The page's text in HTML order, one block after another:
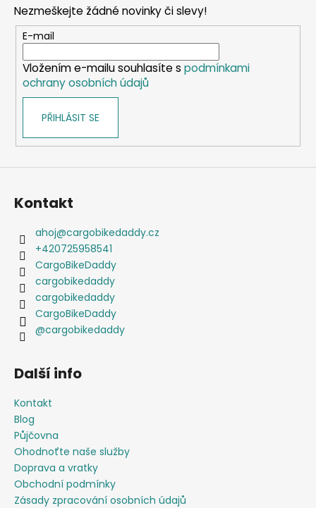
a
c
í
p
r
ý
p
Nezmeškejte žádné novinky či slevy!
E-mail
Vložením e-mailu souhlasíte s podmínkami
ochrany osobních údajů
PŘIHLÁSIT SE
Kontakt
ahoj@cargobikedaddy.cz
+420725958541
CargoBikeDaddy
cargobikedaddy
cargobikedaddy
CargoBikeDaddy
@cargobikedaddy
Další info
Kontakt
Blog
Půjčovna
Ohodnoťte naše služby
Doprava a vratky
Obchodní podmínky
Zásady zpracování osobních údajů